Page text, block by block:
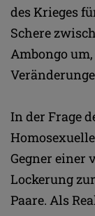
des Krieges
Schere
Ambongo
In der Frage
Gegner einer
Lockerung
Paare. Als